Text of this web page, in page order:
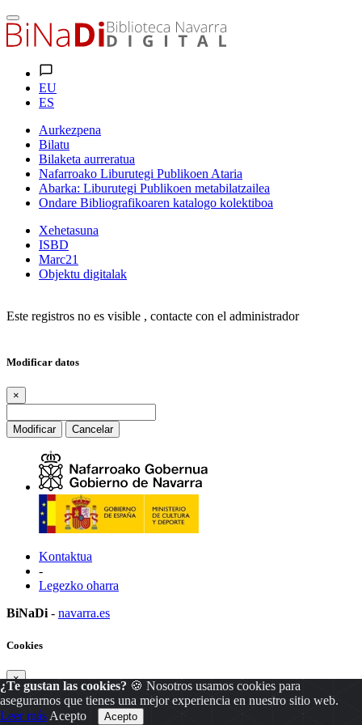
EU
ES
Aurkezpena
Bilatu
Bilaketa aurreratua
Nafarroako Liburutegi Publikoen Ataria
Abarka: Liburutegi Publikoen metabilatzailea
Ondare Bibliografikoaren katalogo kolektiboa
Xehetasuna
ISBD
Marc21
Objektu digitalak
Este registros no es visible , contacte con el administrador
Modificar datos
×
Modificar Cancelar
Kontaktua
-
Legezko oharra
BiNaDi - navarra.es
¿Te gustan las cookies? 🍪 Nosotros usamos cookies para
asegurarnos que tienes una mejor experiencia en nuestro sitio web.
Leer más Acepto
Cookies
×